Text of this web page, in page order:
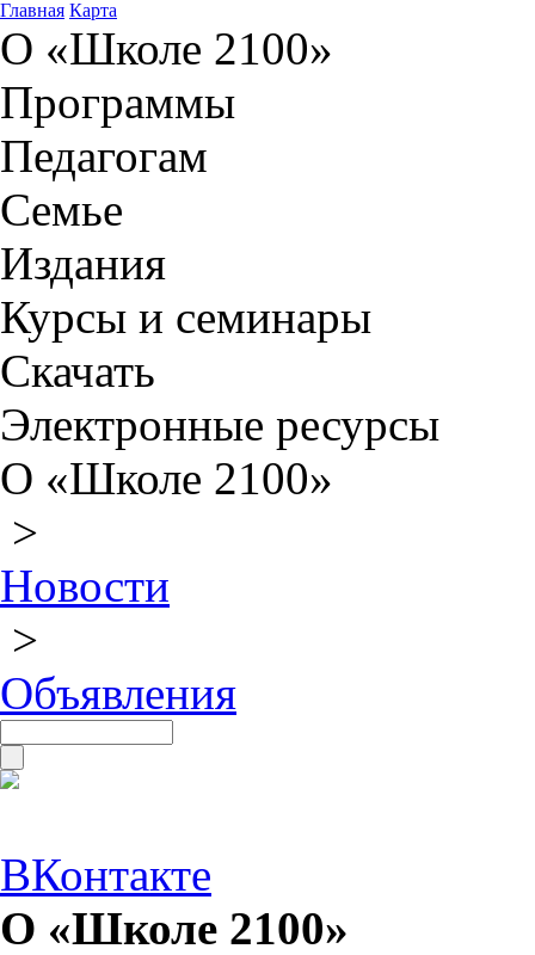
Главная Карта
О «Школе 2100»
Программы
Педагогам
Семье
Издания
Курсы и семинары
Скачать
Электронные ресурсы
О «Школе 2100»
>
Новости
>
Объявления
ВКонтакте
О «Школе 2100»